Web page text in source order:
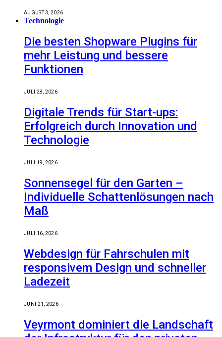
AUGUST 3, 2026
Technologie
Die besten Shopware Plugins für
mehr Leistung und bessere
Funktionen
JULI 28, 2026
Digitale Trends für Start-ups:
Erfolgreich durch Innovation und
Technologie
JULI 19, 2026
Sonnensegel für den Garten –
Individuelle Schattenlösungen nach
Maß
JULI 16, 2026
Webdesign für Fahrschulen mit
responsivem Design und schneller
Ladezeit
JUNI 21, 2026
Veyrmont dominiert die Landschaft